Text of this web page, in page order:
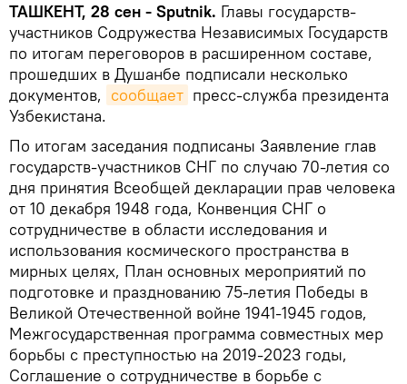
ТАШКЕНТ, 28 сен - Sputnik. Главы государств-
участников Содружества Независимых Государств
по итогам переговоров в расширенном составе,
прошедших в Душанбе подписали несколько
документов, сообщает пресс-служба президента
Узбекистана.
По итогам заседания подписаны Заявление глав
государств-участников СНГ по случаю 70-летия со
дня принятия Всеобщей декларации прав человека
от 10 декабря 1948 года, Конвенция СНГ о
сотрудничестве в области исследования и
использования космического пространства в
мирных целях, План основных мероприятий по
подготовке и празднованию 75-летия Победы в
Великой Отечественной войне 1941-1945 годов,
Межгосударственная программа совместных мер
борьбы с преступностью на 2019-2023 годы,
Соглашение о сотрудничестве в борьбе с